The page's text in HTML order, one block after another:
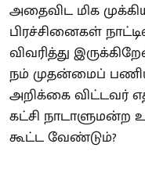
அதைவிட மிக
பிரச்சினைகள்
விவரித்து
நம் முதன்மைப்
அறிக்கை விட்டவர்
கட்சி நாடாளுமன்ற
கூட்ட வேண்டும்?